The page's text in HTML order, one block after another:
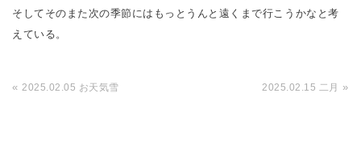
そしてそのまた次の季節にはもっとうんと遠くまで行こうかなと考
えている。
«2025.02.05 お天気雪 2025.02.15 二月 »